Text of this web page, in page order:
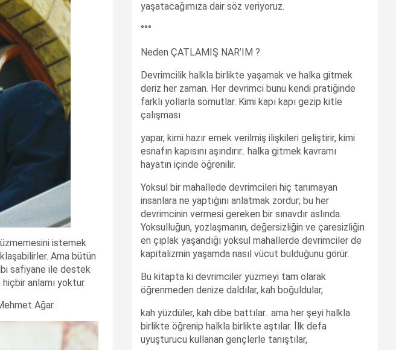
istemek
Ama bütün
safiyane ile destek
anlamı yoktur.
Ağar.
yaşatacağımıza dair söz veriyoruz.
°°°
Neden ÇATLAMIŞ NAR’IM ?
Devrimcilik halkla birlikte yaşamak ve halka gitmek
deriz her zaman. Her devrimci bunu kendi pratiğinde
farklı yollarla somutlar. Kimi kapı kapı gezip kitle
çalışması
yapar, kimi hazır emek verilmiş ilişkileri geliştirir, kimi
esnafın kapısını aşındırır.. halka gitmek kavramı
hayatın içinde öğrenilir.
Yoksul bir mahallede devrimcileri hiç tanımayan
insanlara ne yaptığını anlatmak zordur; bu her
devrimcinin vermesi gereken bir sınavdır aslında.
Yoksulluğun, yozlaşmanın, değersizliğin ve çaresizliğin
en çıplak yaşandığı yoksul mahallerde devrimciler de
kapitalizmin yaşamda nasıl vücut bulduğunu görür.
Bu kitapta ki devrimciler yüzmeyi tam olarak
öğrenmeden denize daldılar, kah boğuldular,
kah yüzdüler, kah dibe battılar.. ama her şeyi halkla
birlikte öğrenip halkla birlikte aştılar. İlk defa
uyuşturucu kullanan gençlerle tanıştılar,